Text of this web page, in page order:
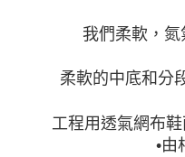
我們柔軟，
柔軟的中底和分
工程用透氣網布
•由